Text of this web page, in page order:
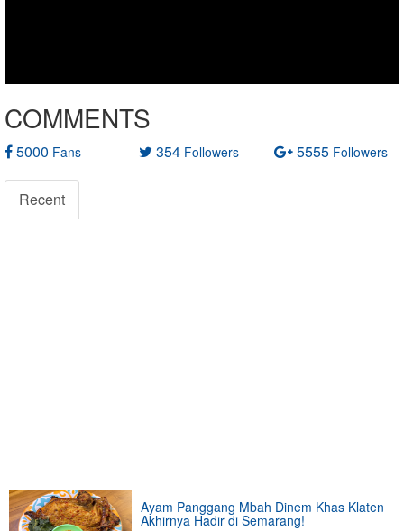
COMMENTS
5000 Fans 354 Followers 5555 Followers
Recent
Ayam Panggang Mbah Dinem Khas Klaten
Akhirnya Hadir di Semarang!